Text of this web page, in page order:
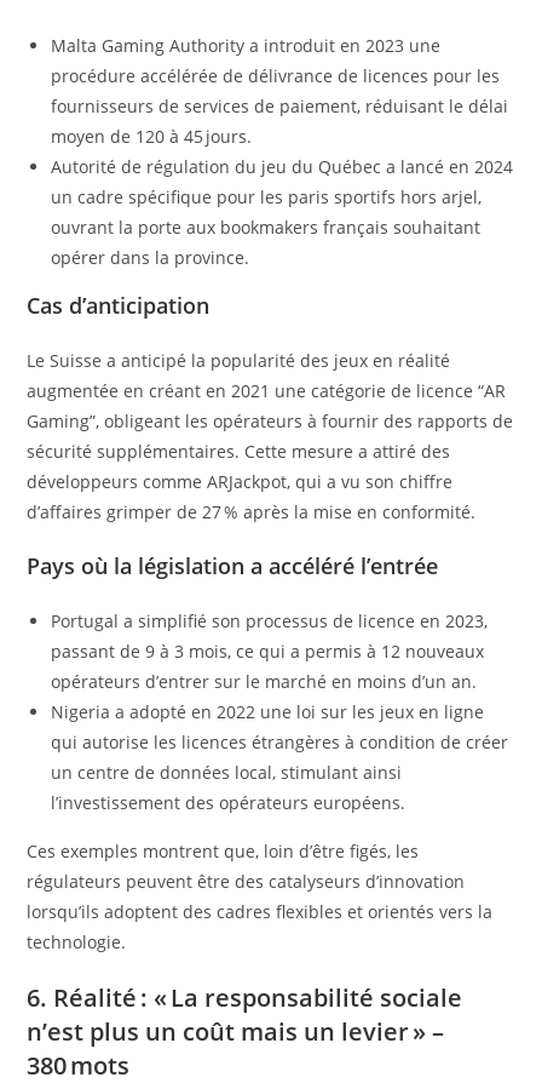
Malta Gaming Authority a introduit en 2023 une
procédure accélérée de délivrance de licences pour les
fournisseurs de services de paiement, réduisant le délai
moyen de 120 à 45 jours.
Autorité de régulation du jeu du Québec a lancé en 2024
un cadre spécifique pour les paris sportifs hors arjel,
ouvrant la porte aux bookmakers français souhaitant
opérer dans la province.
Cas d’anticipation
Le Suisse a anticipé la popularité des jeux en réalité
augmentée en créant en 2021 une catégorie de licence “AR
Gaming”, obligeant les opérateurs à fournir des rapports de
sécurité supplémentaires. Cette mesure a attiré des
développeurs comme ARJackpot, qui a vu son chiffre
d’affaires grimper de 27 % après la mise en conformité.
Pays où la législation a accéléré l’entrée
Portugal a simplifié son processus de licence en 2023,
passant de 9 à 3 mois, ce qui a permis à 12 nouveaux
opérateurs d’entrer sur le marché en moins d’un an.
Nigeria a adopté en 2022 une loi sur les jeux en ligne
qui autorise les licences étrangères à condition de créer
un centre de données local, stimulant ainsi
l’investissement des opérateurs européens.
Ces exemples montrent que, loin d’être figés, les
régulateurs peuvent être des catalyseurs d’innovation
lorsqu’ils adoptent des cadres flexibles et orientés vers la
technologie.
6. Réalité : « La responsabilité sociale
n’est plus un coût mais un levier » –
380 mots